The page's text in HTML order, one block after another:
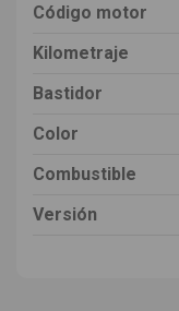
Código motor
Kilometraje
Bastidor
Color
Combustible
Versión